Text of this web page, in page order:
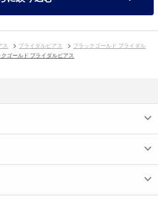
ス ブライダルピアス
ブラックゴールド ブライダル
ゴールド ブライダルピアス